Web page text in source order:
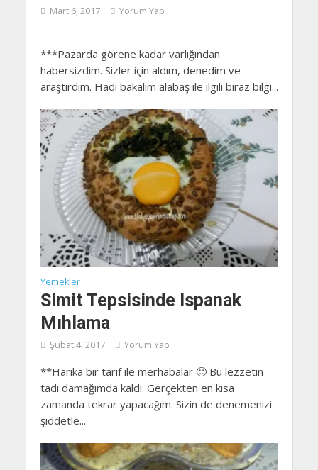
Mart 6, 2017 Yorum Yap
***Pazarda görene kadar varlığından
habersizdim. Sizler için aldım, denedim ve
araştırdım. Hadi bakalım alabaş ile ilgili biraz bilgi...
Yemekler
Simit Tepsisinde Ispanak
Mıhlama
Şubat 4, 2017 Yorum Yap
**Harika bir tarif ile merhabalar 🙂 Bu lezzetin
tadı damağımda kaldı. Gerçekten en kısa
zamanda tekrar yapacağım. Sizin de denemenizi
şiddetle...